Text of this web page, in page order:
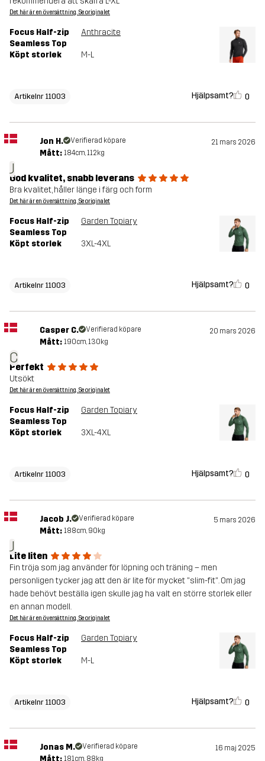
Det här är en översättning. Se originalet
Focus Half-zip
Seamless Top
Anthracite
Köpt storlek M-L
Artikelnr 11003 Hjälpsamt? 0
J
Jon H. Verifierad köpare 21 mars 2026
Mått: 184cm, 112kg
God kvalitet, snabb leverans
Bra kvalitet, håller länge i färg och form
Det här är en översättning. Se originalet
Focus Half-zip
Seamless Top
Garden Topiary
Köpt storlek 3XL-4XL
Artikelnr 11003 Hjälpsamt? 0
C
Casper C. Verifierad köpare 20 mars 2026
Mått: 190cm, 130kg
Perfekt
Utsökt
Det här är en översättning. Se originalet
Focus Half-zip
Seamless Top
Garden Topiary
Köpt storlek 3XL-4XL
Artikelnr 11003 Hjälpsamt? 0
J
Jacob J. Verifierad köpare 5 mars 2026
Mått: 188cm, 90kg
Lite liten
Fin tröja som jag använder för löpning och träning – men
personligen tycker jag att den är lite för mycket "slim-fit". Om jag
hade behövt beställa igen skulle jag ha valt en större storlek eller
en annan modell.
Det här är en översättning. Se originalet
Focus Half-zip
Seamless Top
Garden Topiary
Köpt storlek M-L
Artikelnr 11003 Hjälpsamt? 0
Jonas M. Verifierad köpare 16 maj 2025
Mått: 181cm, 88kg